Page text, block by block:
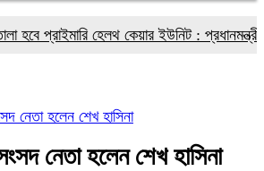
হেলথ কেয়ার ইউনিট : প্রধানমন্ত্রীর
নেতা হলেন শেখ হাসিনা
নেতা হলেন শেখ হাসিনা